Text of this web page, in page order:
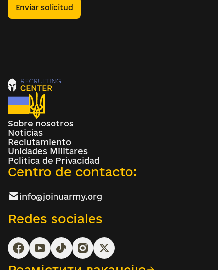
Enviar solicitud
Sobre nosotros
Noticias
Reclutamiento
Unidades Militares
Politica de Privacidad
Centro de contacto:
info@joinuarmy.org
Redes sociales